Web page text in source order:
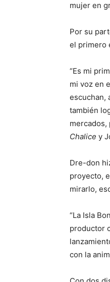
mujer en
Por su
el primero
“Es mi
mi voz en
escuchan,
también
Chalice y
Dre-don
proyecto,
mirarlo,
“La Isla
productor
con la